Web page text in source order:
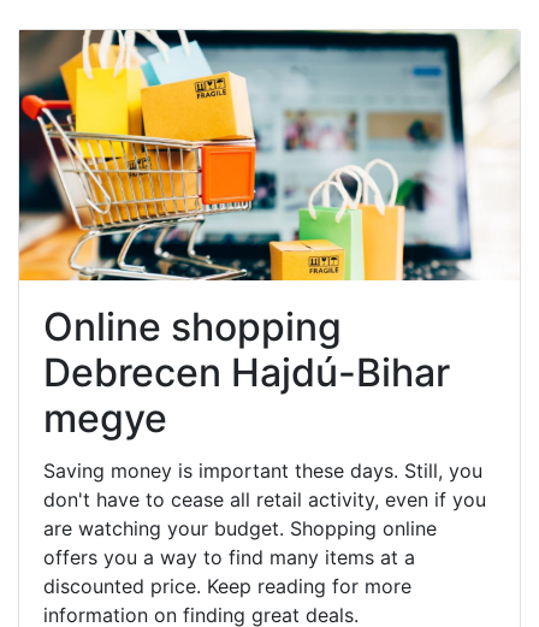
Online shopping
Debrecen Hajdú-Bihar
megye
Saving money is important these days. Still, you
don't have to cease all retail activity, even if you
are watching your budget. Shopping online
offers you a way to find many items at a
discounted price. Keep reading for more
information on finding great deals.